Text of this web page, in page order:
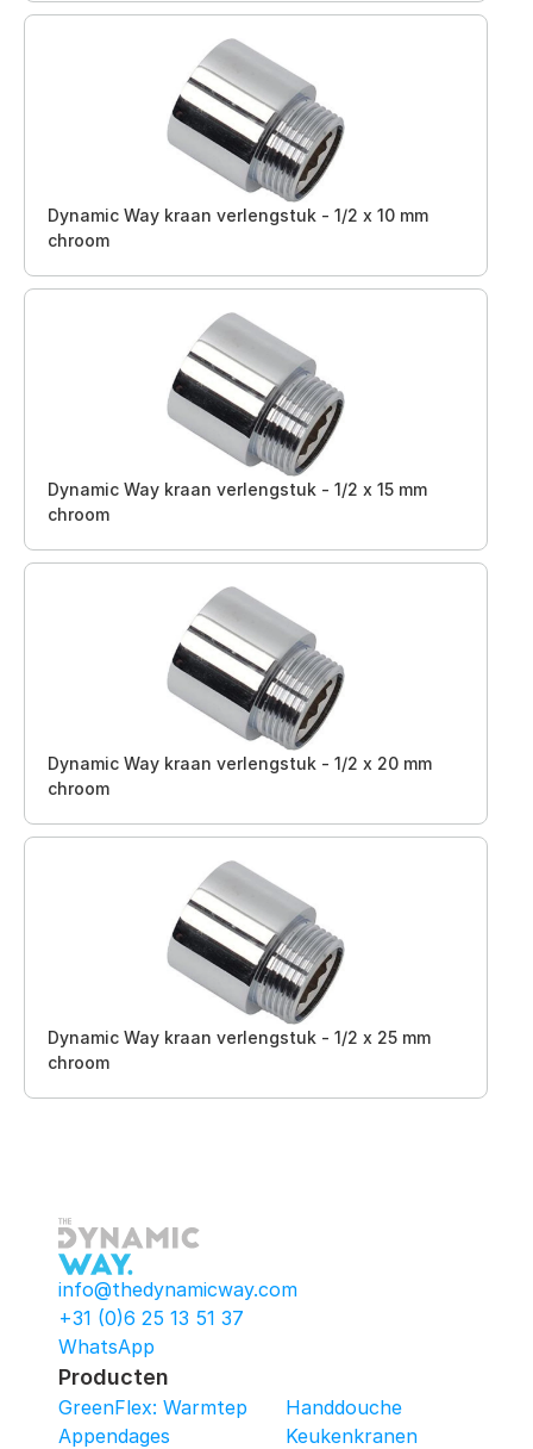
Dynamic Way kraan verlengstuk - 1/2 x 10 mm
chroom
Dynamic Way kraan verlengstuk - 1/2 x 15 mm
chroom
Dynamic Way kraan verlengstuk - 1/2 x 20 mm
chroom
Dynamic Way kraan verlengstuk - 1/2 x 25 mm
chroom
info@thedynamicway.com
+31 (0)6 25 13 51 37
WhatsApp
Producten
GreenFlex: Warmtepomop-Box
Appendages
Handdouche
Keukenkranen